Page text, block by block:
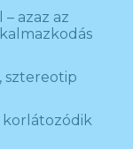
azaz az
sztereotip
korlátozódik